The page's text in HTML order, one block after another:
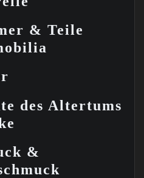
&Teile
des Altertums
&